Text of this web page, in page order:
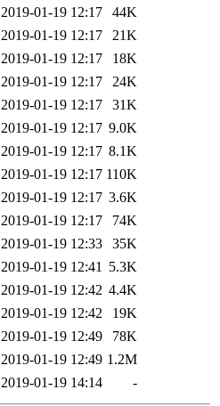
2019-01-19 12:17
44K
2019-01-19 12:17
21K
2019-01-19 12:17
18K
2019-01-19 12:17
24K
2019-01-19 12:17
31K
2019-01-19 12:17 9.0K
2019-01-19 12:17 8.1K
2019-01-19 12:17 110K
2019-01-19 12:17 3.6K
2019-01-19 12:17
74K
2019-01-19 12:33
35K
2019-01-19 12:41 5.3K
2019-01-19 12:42 4.4K
2019-01-19 12:42
19K
2019-01-19 12:49
78K
2019-01-19 12:49 1.2M
2019-01-19 14:14 -